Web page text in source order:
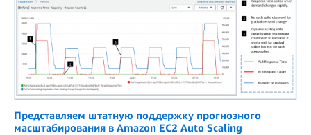
Представляем штатную поддержку прогнозного
масштабирования в Amazon EC2 Auto Scaling